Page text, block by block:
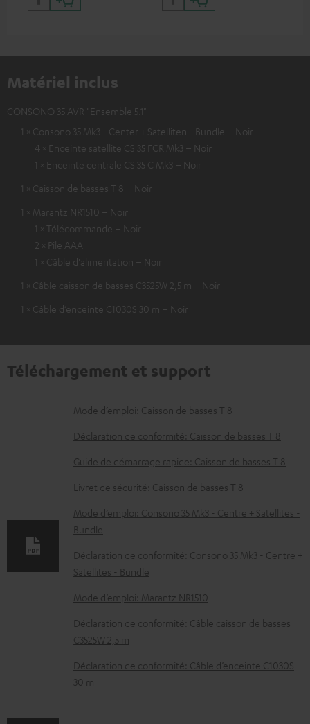
Matériel inclus
CONSONO 35 AVR "Ensemble 5.1"
1 × Consono 35 Mk3 - Center + Satelliten - Bundle – Noir
4 × Enceinte satellite CS 35 FCR Mk3 – Noir
1 × Enceinte centrale CS 35 C Mk3 – Noir
1 × Caisson de basses T 8 – Noir
1 × Marantz NR1510 – Noir
1 × Télécommande – Noir
2 × Pile AAA
1 × Câble d'alimentation – Noir
1 × Câble caisson de basses C3525W 2,5 m – Noir
1 × Câble d’enceinte C1030S 30 m – Noir
Téléchargement et support
D
o
m
e
n
t
s
t
é
l
é
c
Mode d’emploi: Caisson de basses T 8
Déclaration de conformité: Caisson de basses T 8
Guide de démarrage rapide: Caisson de basses T 8
Livret de sécurité: Caisson de basses T 8
Mode d’emploi: Consono 35 Mk3 - Centre + Satellites -
Bundle
Déclaration de conformité: Consono 35 Mk3 - Centre +
Satellites - Bundle
Mode d’emploi: Marantz NR1510
Déclaration de conformité: Câble caisson de basses
C3525W 2,5 m
Déclaration de conformité: Câble d’enceinte C1030S
30 m